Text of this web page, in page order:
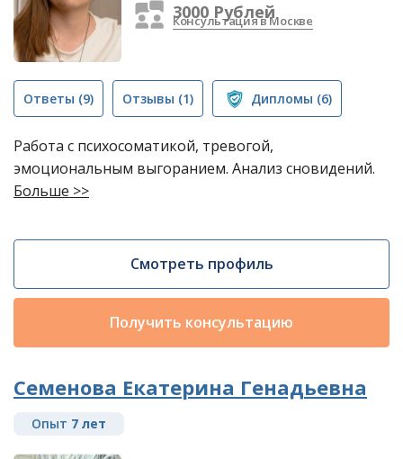
3000 Рублей
Консультация в Москве
Ответы (9) Отзывы (1) Дипломы (6)
Работа с психосоматикой, тревогой,
эмоциональным выгоранием. Анализ сновидений.
Больше >>
Смотреть профиль
Получить консультацию
Семенова Екатерина Генадьевна
Опыт 7 лет